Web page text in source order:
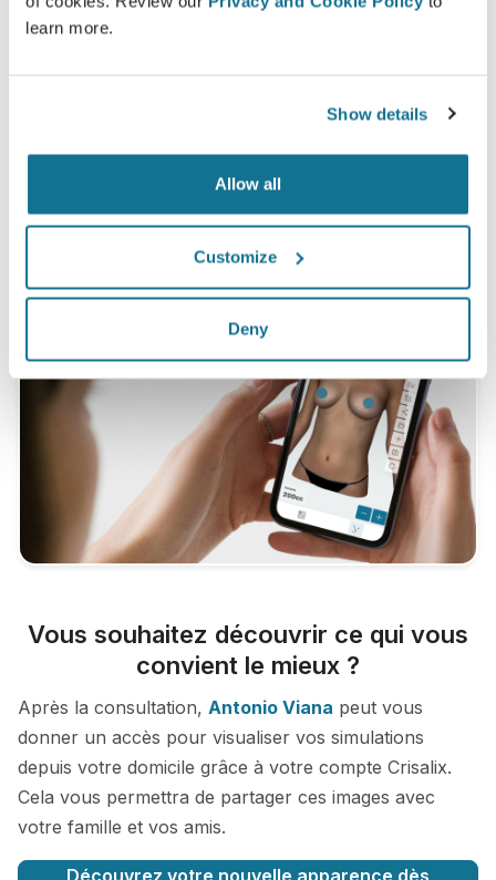
learn more.
Show details
Allow all
Customize
Deny
satisfaites de leur intervention après avoir vu une
simulation 3D Crisalix au préalable*
*Etude en ligne menée auprès de patientes opérées entre
Vous souhaitez découvrir ce qui vous
convient le mieux ?
Après la consultation, Antonio Viana peut vous
donner un accès pour visualiser vos simulations
depuis votre domicile grâce à votre compte Crisalix.
Cela vous permettra de partager ces images avec
votre famille et vos amis.